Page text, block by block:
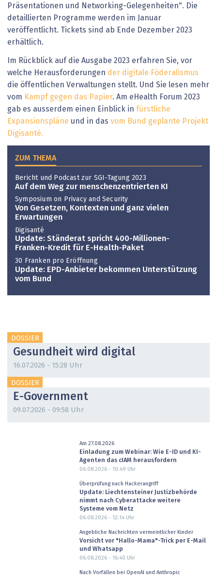
Präsentationen und Networking-Gelegenheiten". Die
detaillierten Programme werden im Januar
veröffentlicht. Tickets sind ab Ende Dezember 2023
erhältlich.
Im Rückblick auf die Ausgabe 2023 erfahren Sie, vor
welche Herausforderungen der digitale Föderalismus
die öffentlichen Verwaltungen stellt. Und Sie lesen mehr
vom Kampf gegen das Papier. Am eHealth Forum 2023
gab es ausserdem einen Einblick in fürstliche
Expansionspläne und in das vom Bund geplante Projekt
Digisanté.
ZUM THEMA
Bericht und Podcast zur SGI-Tagung 2023
Auf dem Weg zur menschenzentrierten KI
Symposium on Privacy and Security
Von Gesetzen, Kontexten und ganz vielen
Erwartungen
Digisanté
Update: Ständerat spricht 400-Millionen-
Franken-Kredit für E-Health-Paket
30 Franken pro Eröffnung
Update: EPD-Anbieter bekommen Unterstützung
vom Bund
DOSSIER
Gesundheit wird digital
16.07.2026 - 15:28 Uhr
DOSSIER
E-Government
09.07.2026 - 09:58 Uhr
Am 27.08.2026
Einladung zum Webinar: Wie E-ID und KI-
Agenten das cIAM herausfordern
06.08.2026 - 10:49 Uhr
Überprüfung nach Hackerangriff
Update: Liechtensteiner Justizbehörde
nimmt nach Cyberattacke weitere
Systeme vom Netz
06.08.2026 - 12:14Uhr
Angebliche Nachrichten vermeintlicher Kinder
Vorsicht vor "Hallo-Mama"-Trick per E-Mail
und Whatsapp
06.08.2026 - 16:40 Uhr
Nach Vorfällen bei OpenAI und Anthropic